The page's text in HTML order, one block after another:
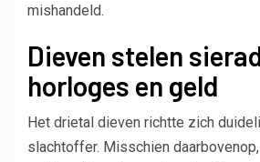
mishandeld.
Dieven stelen
horloges en geld
Het drietal dieven richtte zich
slachtoffer. Misschien